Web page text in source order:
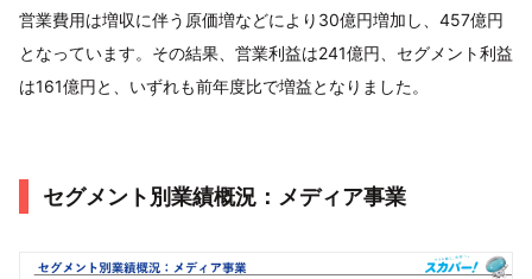
営業費用は増収に伴う原価増などにより30億円増加し、457億円
となっています。その結果、営業利益は241億円、セグメント利益
は161億円と、いずれも前年度比で増益となりました。
セグメント別業績概況：メディア事業